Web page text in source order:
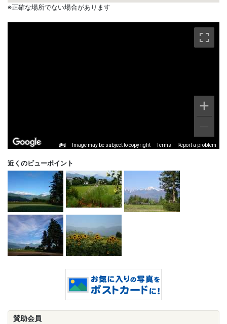
※正確な場所でない場合があります
Image may be subject to copyright Terms Report a problem
近くのビューポイント
賛助会員